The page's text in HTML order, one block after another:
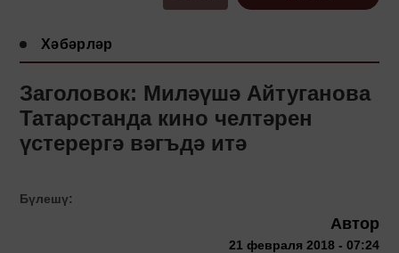
Хәбәрләр
Заголовок: Миләүшә Айтуганова
Татарстанда кино челтәрен
үстерергә вәгъдә итә
Бүлешү:
Автор
21 февраля 2018 - 07:24